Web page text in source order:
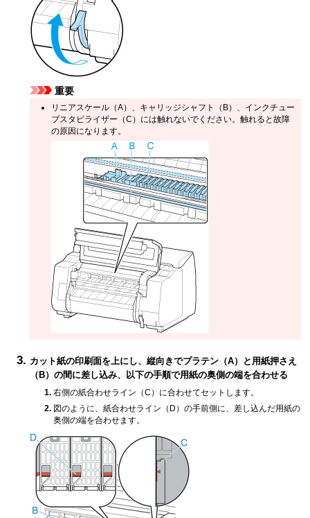
重要
リニアスケール（A）、 キャリッジシャフト （B）、
インクチュー
ブスタビライザー （C）には触れないでください。触れると故障
の原因になります。
カット紙の印刷面を上にし、縦向きでプラテン （A）と 用紙押さえ
（B）の間に差し込み、以下の手順で用紙の奥側の端を合わせる
右側の紙合わせライン （C）に合わせてセットします。
図のように、紙合わせライン （D）の手前側に、差し込んだ用紙の
奥側の端を合わせます。